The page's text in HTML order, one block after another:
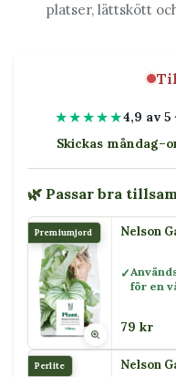
platser, lättskött
★★★★★4,9 av 5
Skickas
🌿 Passar bra
Premiumjord Nelson
för en
79 kr
Perlite Nelson